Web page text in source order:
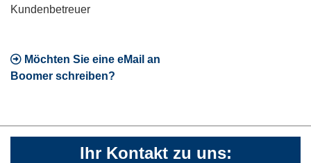
Kundenbetreuer
Möchten Sie eine eMail an
Boomer schreiben?
Ihr Kontakt zu uns: